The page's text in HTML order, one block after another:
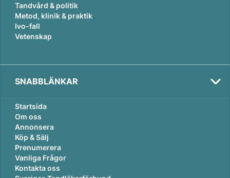
Tandvård & politik
Metod, klinik & praktik
Ivo-fall
Vetenskap
SNABBLÄNKAR
Startsida
Om oss
Annonsera
Köp & Sälj
Prenumerera
Vanliga Frågor
Kontakta oss